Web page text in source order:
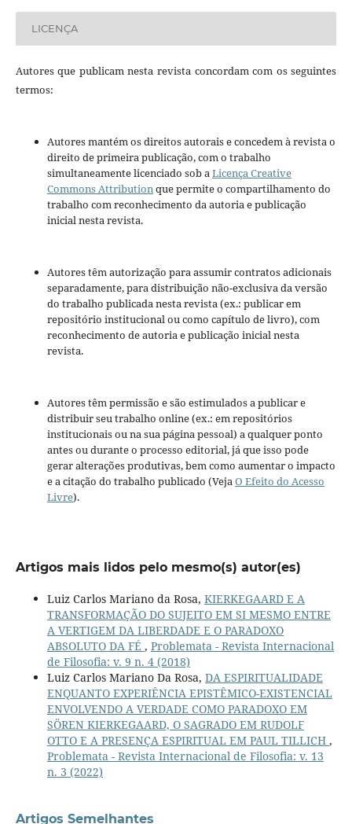
LICENÇA
Autores que publicam nesta revista concordam com os seguintes
termos:
Autores mantém os direitos autorais e concedem à revista o
direito de primeira publicação, com o trabalho
simultaneamente licenciado sob aLicença Creative
Commons Attributionque permite o compartilhamento do
trabalho com reconhecimento da autoria e publicação
inicial nesta revista.
Autores têm autorização para assumir contratos adicionais
separadamente, para distribuição não-exclusiva da versão
do trabalho publicada nesta revista (ex.: publicar em
repositório institucional ou como capítulo de livro), com
reconhecimento de autoria e publicação inicial nesta
revista.
Autores têm permissão e são estimulados a publicar e
distribuir seu trabalho online (ex.: em repositórios
institucionais ou na sua página pessoal) a qualquer ponto
antes ou durante o processo editorial, já que isso pode
gerar alterações produtivas, bem como aumentar o impacto
e a citação do trabalho publicado (VejaO Efeito do Acesso
Livre).
Artigos mais lidos pelo mesmo(s) autor(es)
Luiz Carlos Mariano da Rosa, KIERKEGAARD E A
TRANSFORMAÇÃO DO SUJEITO EM SI MESMO ENTRE
A VERTIGEM DA LIBERDADE E O PARADOXO
ABSOLUTO DA FÉ , Problemata - Revista Internacional
de Filosofia: v. 9 n. 4 (2018)
Luiz Carlos Mariano Da Rosa, DA ESPIRITUALIDADE
ENQUANTO EXPERIÊNCIA EPISTÊMICO-EXISTENCIAL
ENVOLVENDO A VERDADE COMO PARADOXO EM
SÖREN KIERKEGAARD, O SAGRADO EM RUDOLF
OTTO E A PRESENÇA ESPIRITUAL EM PAUL TILLICH ,
Problemata - Revista Internacional de Filosofia: v. 13
n. 3 (2022)
Artigos Semelhantes